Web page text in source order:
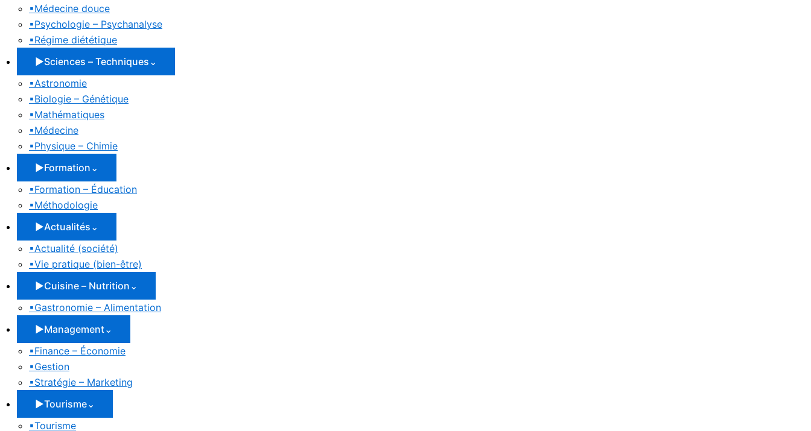
▪Médecine douce
▪Psychologie – Psychanalyse
▪Régime diététique
▶Sciences – Techniques ⌄
▪Astronomie
▪Biologie – Génétique
▪Mathématiques
▪Médecine
▪Physique – Chimie
▶Formation ⌄
▪Formation – Éducation
▪Méthodologie
▶Actualités ⌄
▪Actualité (société)
▪Vie pratique (bien-être)
▶Cuisine – Nutrition ⌄
▪Gastronomie – Alimentation
▶Management⌄
▪Finance – Économie
▪Gestion
▪Stratégie – Marketing
▶Tourisme⌄
▪Tourisme